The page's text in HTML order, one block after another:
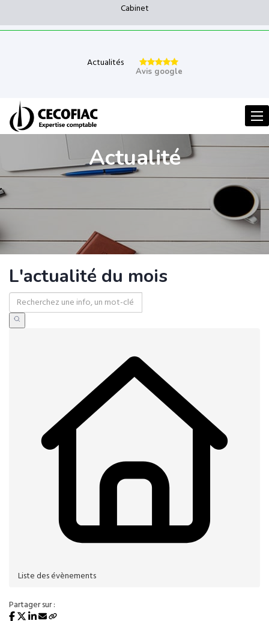
Cabinet
Actualités
Avis google
Actualité
L'actualité du mois
Liste des évènements
Partager sur :